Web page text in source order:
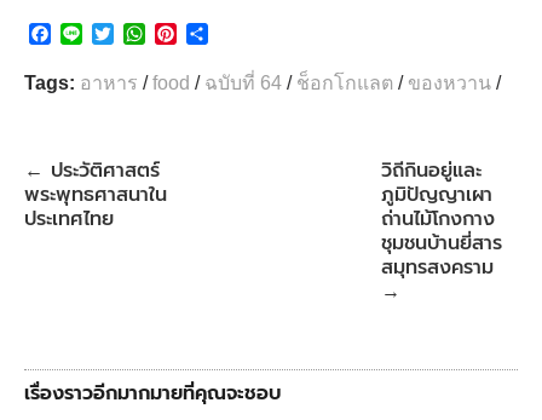
c
e
o
k
n
i
r
W
a
p
p
n
a
Tags: อาหาร /food / ฉบับที่ 64 / ช็อกโกแลต / ของหวาน /
← ประวัติศาสตร์
พระพุทธศาสนาใน
ประเทศไทย
วิถีกินอยู่และ
ภูมิปัญญาเผา
ถ่านไม้โกงกาง
ชุมชนบ้านยี่สาร
สมุทรสงคราม
→
เรื่องราวอีกมากมายที่คุณจะชอบ